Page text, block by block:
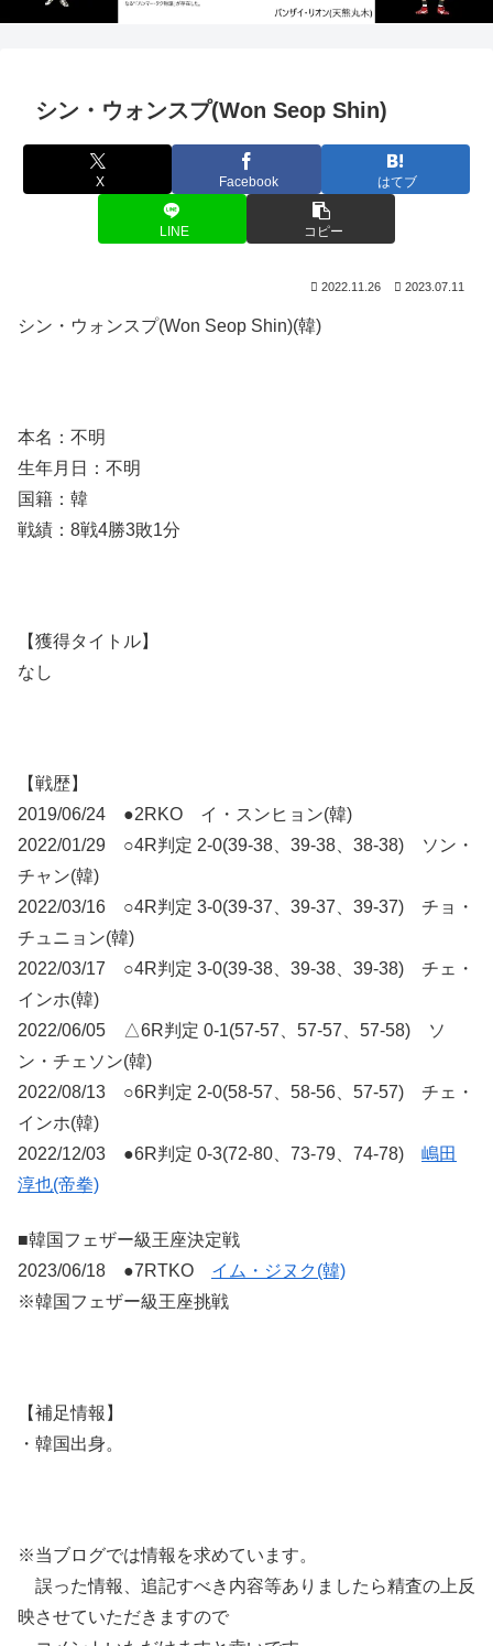
シン・ウォンスプ(Won Seop Shin)
X Facebook はてブ
LINE コピー
2022.11.26 2023.07.11
シン・ウォンスプ(Won Seop Shin)(韓)
本名：不明
生年月日：不明
国籍：韓
戦績：8戦4勝3敗1分
【獲得タイトル】
なし
【戦歴】
2019/06/24 ●2RKO イ・スンヒョン(韓)
2022/01/29 ○4R判定 2-0(39-38、39-38、38-38) ソン・
チャン(韓)
2022/03/16 ○4R判定 3-0(39-37、39-37、39-37) チョ・
チュニョン(韓)
2022/03/17 ○4R判定 3-0(39-38、39-38、39-38) チェ・
インホ(韓)
2022/06/05 △6R判定 0-1(57-57、57-57、57-58) ソ
ン・チェソン(韓)
2022/08/13 ○6R判定 2-0(58-57、58-56、57-57) チェ・
インホ(韓)
2022/12/03 ●6R判定 0-3(72-80、73-79、74-78) 嶋田
淳也(帝拳)
■韓国フェザー級王座決定戦
2023/06/18 ●7RTKO イム・ジヌク(韓)
※韓国フェザー級王座挑戦
【補足情報】
・韓国出身。
※当ブログでは情報を求めています。
誤った情報、追記すべき内容等ありましたら精査の上反
映させていただきますので